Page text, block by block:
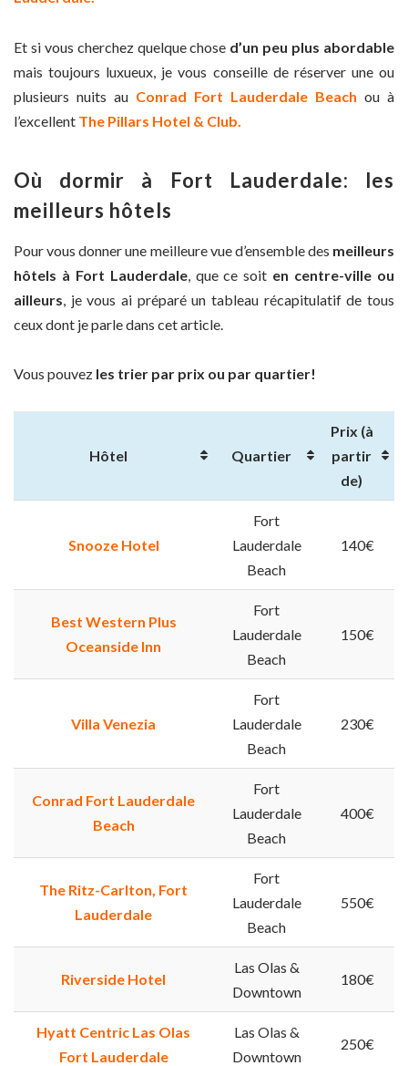
Et si vous cherchez quelque chose d’un peu plus abordable
mais toujours luxueux, je vous conseille de réserver une ou
plusieurs nuits au Conrad Fort Lauderdale Beach ou à
l’excellent The Pillars Hotel & Club.
Où dormir à Fort Lauderdale: les
meilleurs hôtels
Pour vous donner une meilleure vue d’ensemble des meilleurs
hôtels à Fort Lauderdale, que ce soit en centre-ville ou
ailleurs, je vous ai préparé un tableau récapitulatif de tous
ceux dont je parle dans cet article.
Vous pouvez les trier par prix ou par quartier!
Hôtel Quartier
Prix (à
partir
de)
Snooze Hotel
Fort
Lauderdale
Beach
140€
Best Western Plus
Oceanside Inn
Fort
Lauderdale
Beach
150€
Villa Venezia
Fort
Lauderdale
Beach
230€
Conrad Fort Lauderdale
Beach
Fort
Lauderdale
Beach
400€
The Ritz-Carlton, Fort
Lauderdale
Fort
Lauderdale
Beach
550€
Riverside Hotel
Las Olas &
Downtown
180€
Hyatt Centric Las Olas
Fort Lauderdale
Las Olas &
Downtown
250€